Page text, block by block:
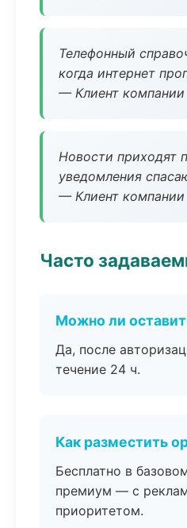
Телефонный
когда интернет
— Клиент компании
Новости приходят
уведомления
— Клиент компании
Часто
Можно ли
Да, после
течение 24 ч.
Как разместить
Бесплатно в
премиум — с
приоритетом.